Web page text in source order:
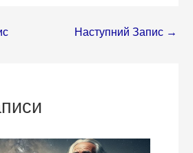
Наступний Запис →